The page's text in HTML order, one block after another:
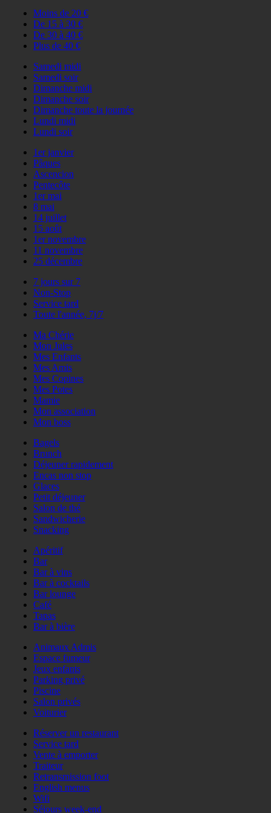
Moins de 20 €
De 15 à 30 €
De 30 à 40 €
Plus de 40 €
Samedi midi
Samedi soir
Dimanche midi
Dimanche soir
Dimanche toute la journée
Lundi midi
Lundi soir
1er janvier
Pâques
Ascencion
Pentecôte
1er mai
8 mai
14 juillet
15 août
1er novembre
11 novembre
25 décembre
7 jours sur 7
Non-Stop
Service tard
Toute l'année, 7j/7
Ma Chérie
Mon Jules
Mes Enfants
Mes Amis
Mes Copines
Mes Potes
Mamie
Mon association
Mon boss
Bagels
Brunch
Déjeuner rapidement
Encas non stop
Glaces
Petit déjeuner
Salon de thé
Sandwicherie
Snacking
Apéritif
Bar
Bar à vins
Bar à cocktails
Bar lounge
Café
Tapas
Bar à bière
Animaux Admis
Espace fumeur
Jeux enfants
Parking privé
Piscine
Salon privés
Voiturier
Réserver un restaurant
Service tard
Vente à emporter
Traiteur
Retransmission foot
English menus
Wifi
Séjours week-end